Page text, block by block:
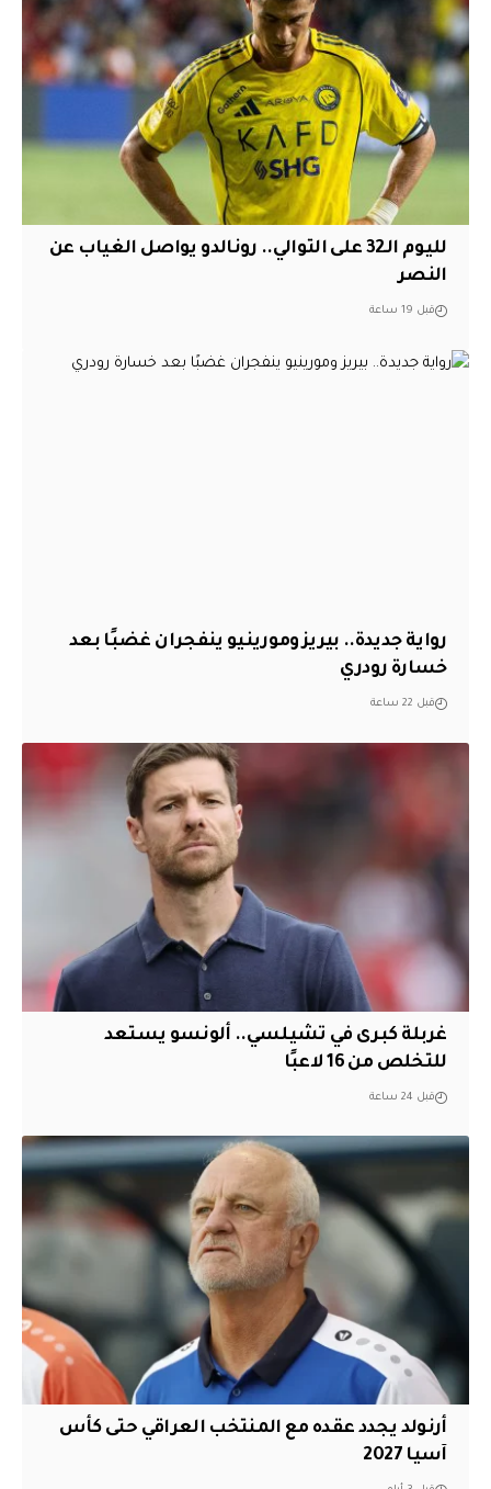
لليوم الـ32 على التوالي.. رونالدو يواصل الغياب عن
النصر
قبل 19 ساعة
رواية جديدة.. بيريز ومورينيو ينفجران غضبًا بعد
خسارة رودري
قبل 22 ساعة
غربلة كبرى في تشيلسي.. ألونسو يستعد
للتخلص من 16 لاعبًا
قبل 24 ساعة
أرنولد يجدد عقده مع المنتخب العراقي حتى كأس
آسيا 2027